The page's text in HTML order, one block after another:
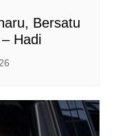
Bersatu
Hadi